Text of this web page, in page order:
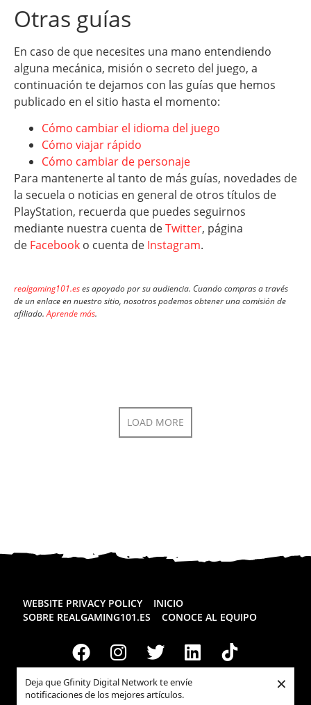
Deja que Gfinity Digital Network te envíe
notificaciones de los mejores artículos.
×
Otras guías
En caso de que necesites una mano entendiendo
alguna mecánica, misión o secreto del juego, a
continuación te dejamos con las guías que hemos
publicado en el sitio hasta el momento:
Cómo cambiar el idioma del juego
Cómo viajar rápido
Cómo cambiar de personaje
Para mantenerte al tanto de más guías, novedades de
la secuela o noticias en general de otros títulos de
PlayStation, recuerda que puedes seguirnos
mediante nuestra cuenta deTwitter, página
de Facebook o cuenta de Instagram.
realgaming101.eses apoyado por su audiencia. Cuando compras a través
de un enlace en nuestro sitio, nosotros podemos obtener una comisión de
afiliado.Aprende más.
LOAD MORE
WEBSITE PRIVACY POLICY
INICIO
SOBRE REALGAMING101.ES
CONOCE AL EQUIPO
Todos los derechos reservadosRealgaming.es